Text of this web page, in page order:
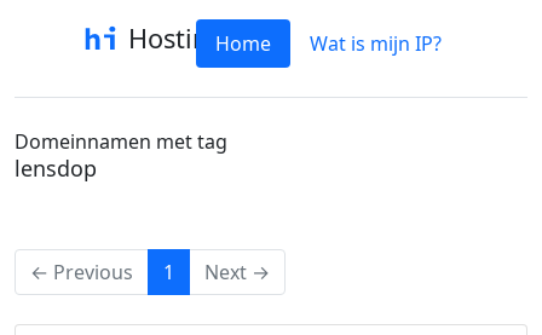
HostinfoHome Wat is mijn IP?
Domeinnamen met tag
lensdop
← Previous 1 (current)
Next →